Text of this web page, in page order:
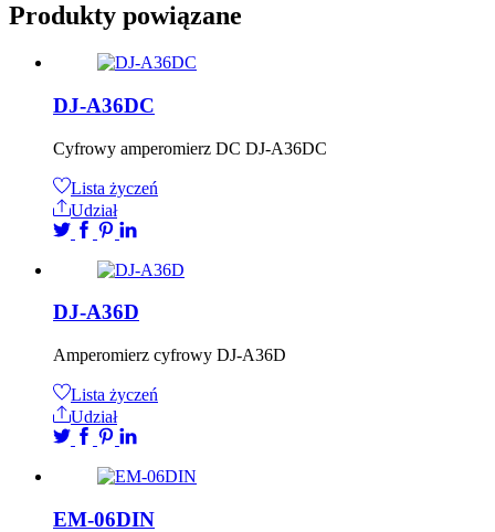
Produkty powiązane
DJ-A36DC
Cyfrowy amperomierz DC DJ-A36DC
Lista życzeń
Udział
DJ-A36D
Amperomierz cyfrowy DJ-A36D
Lista życzeń
Udział
EM-06DIN